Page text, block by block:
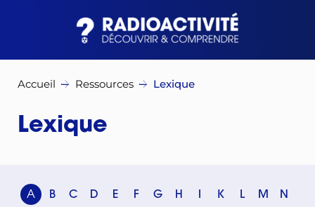
Accueil Ressources Lexique
Lexique
A B C D E F G H K L M N